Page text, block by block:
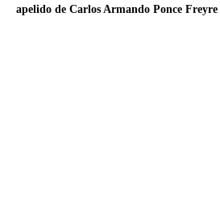
apelido de Carlos Armando Ponce Freyre